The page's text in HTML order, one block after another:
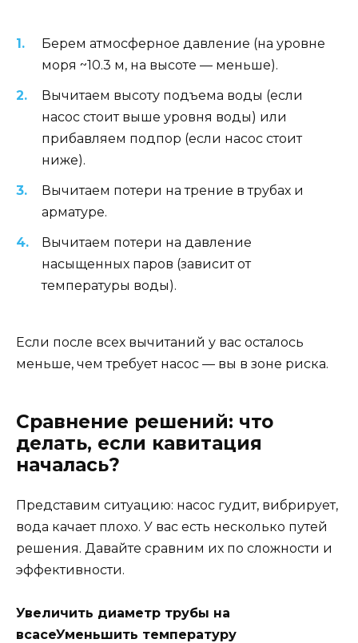
Берем атмосферное давление (на уровне
моря ~10.3 м, на высоте — меньше).
Вычитаем высоту подъема воды (если
насос стоит выше уровня воды) или
прибавляем подпор (если насос стоит
ниже).
Вычитаем потери на трение в трубах и
арматуре.
Вычитаем потери на давление
насыщенных паров (зависит от
температуры воды).
Если после всех вычитаний у вас осталось
меньше, чем требует насос — вы в зоне риска.
Сравнение решений: что
делать, если кавитация
началась?
Представим ситуацию: насос гудит, вибрирует,
вода качает плохо. У вас есть несколько путей
решения. Давайте сравним их по сложности и
эффективности.
Увеличить диаметр трубы на
всасеУменьшить температуру